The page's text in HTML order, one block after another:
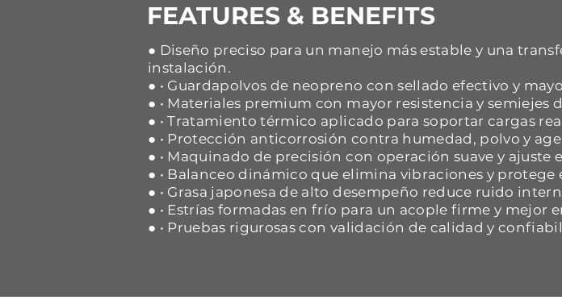
FEATURES & BENEFITS
● Diseño preciso para un manejo más estable y una
instalación.
● • Guardapolvos de neopreno con sellado efectivo y
● • Materiales premium con mayor resistencia y semiejes
● • Tratamiento térmico aplicado para soportar cargas
● • Protección anticorrosión contra humedad, polvo y
● • Maquinado de precisión con operación suave y ajuste
● • Balanceo dinámico que elimina vibraciones y protege
● • Grasa japonesa de alto desempeño reduce ruido
● • Estrías formadas en frío para un acople firme y mejor
● • Pruebas rigurosas con validación de calidad y